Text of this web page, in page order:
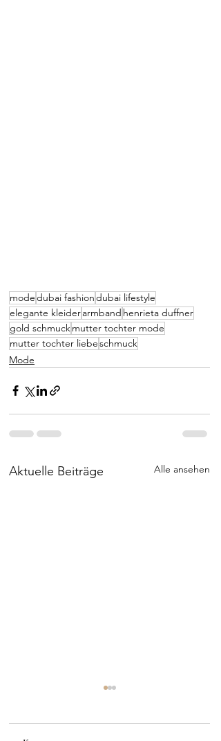
modedubai fashiondubai lifestyle
elegante kleiderarmband henrieta duffner
gold schmuckmutter tochter mode
mutter tochter liebeschmuck
Mode
Aktuelle Beiträge Alle ansehen